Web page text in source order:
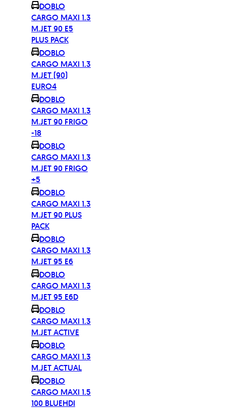
DOBLO
CARGO MAXI 1.3
M.JET 90 E5
PLUS PACK
DOBLO
CARGO MAXI 1.3
M.JET (90)
EURO4
DOBLO
CARGO MAXI 1.3
M.JET 90 FRIGO
-18
DOBLO
CARGO MAXI 1.3
M.JET 90 FRIGO
+5
DOBLO
CARGO MAXI 1.3
M.JET 90 PLUS
PACK
DOBLO
CARGO MAXI 1.3
M.JET 95 E6
DOBLO
CARGO MAXI 1.3
M.JET 95 E6D
DOBLO
CARGO MAXI 1.3
M.JET ACTIVE
DOBLO
CARGO MAXI 1.3
M.JET ACTUAL
DOBLO
CARGO MAXI 1.5
100 BLUEHDI